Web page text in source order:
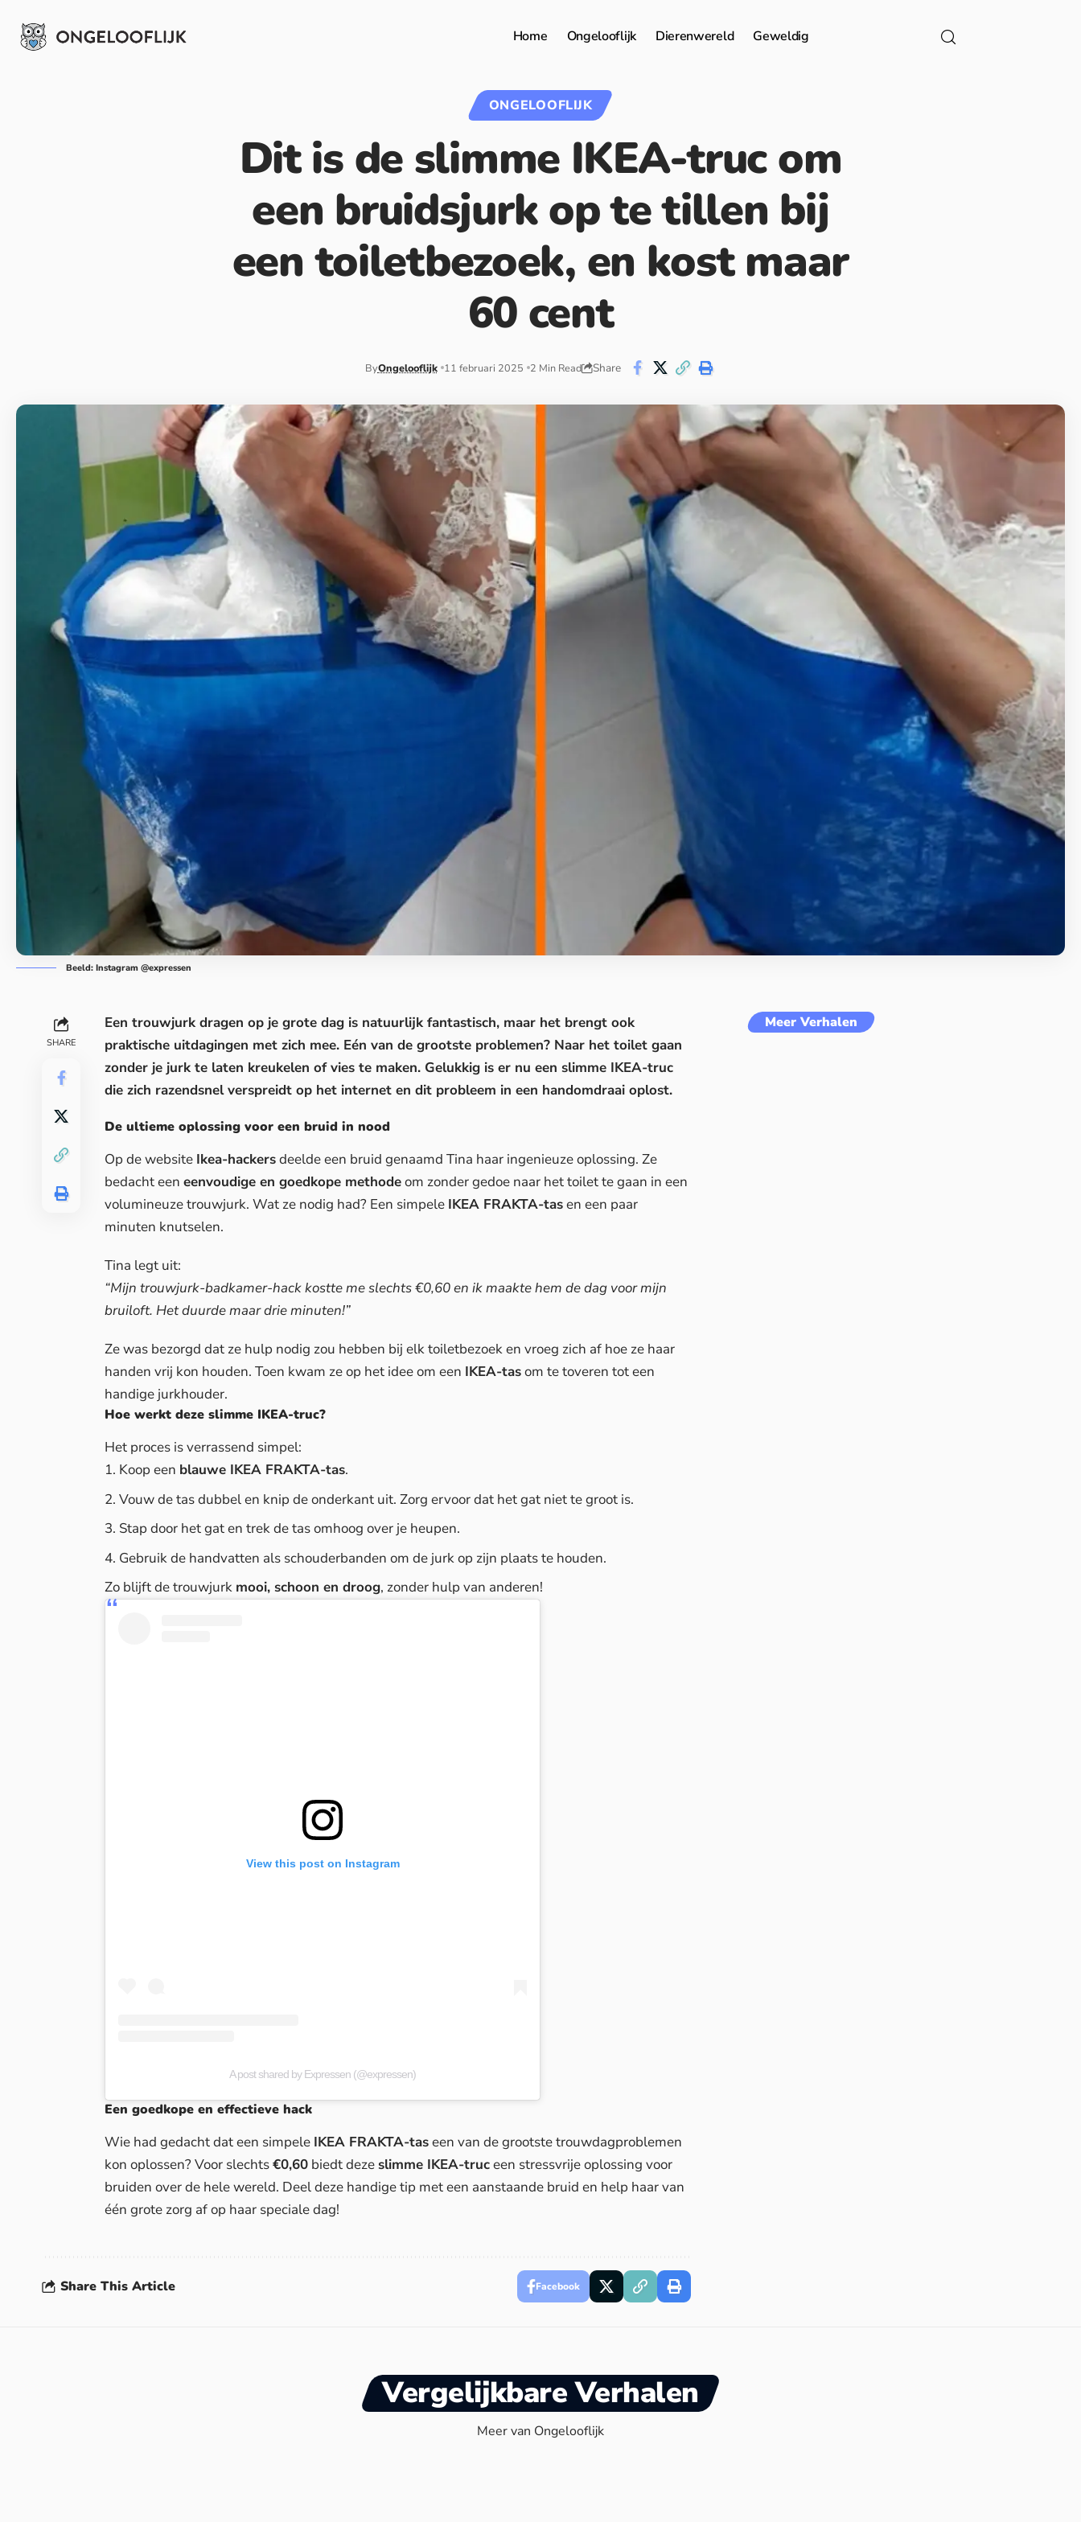
Home Ongelooflijk Dierenwereld Geweldig
ONGELOOFLIJK
Dit is de slimme IKEA-truc om
een ​​bruidsjurk op te tillen bij
een toiletbezoek, en kost maar
60 cent
ByOngelooflijk 11 februari 2025 2 Min Read Share
Beeld: Instagram @expressen
SHARE
Een trouwjurk dragen op je grote dag is natuurlijk fantastisch, maar het brengt ook
praktische uitdagingen met zich mee. Eén van de grootste problemen? Naar het toilet gaan
zonder je jurk te laten kreukelen of vies te maken. Gelukkig is er nu een slimme IKEA-truc
die zich razendsnel verspreidt op het internet en dit probleem in een handomdraai oplost.
De ultieme oplossing voor een bruid in nood
Op de website Ikea-hackersdeelde een bruid genaamd Tina haar ingenieuze oplossing. Ze
bedacht een eenvoudige en goedkope methodeom zonder gedoe naar het toilet te gaan in een
volumineuze trouwjurk. Wat ze nodig had? Een simpele IKEA FRAKTA-tasen een paar
minuten knutselen.
Tina legt uit:
“Mijn trouwjurk-badkamer-hack kostte me slechts €0,60 en ik maakte hem de dag voor mijn
bruiloft. Het duurde maar drie minuten!”
Ze was bezorgd dat ze hulp nodig zou hebben bij elk toiletbezoek en vroeg zich af hoe ze haar
handen vrij kon houden. Toen kwam ze op het idee om een IKEA-tasom te toveren tot een
handige jurkhouder.
Hoe werkt deze slimme IKEA-truc?
Het proces is verrassend simpel:
Koop een blauwe IKEA FRAKTA-tas.
Vouw de tas dubbel en knip de onderkant uit. Zorg ervoor dat het gat niet te groot is.
Stap door het gat en trek de tas omhoog over je heupen.
Gebruik de handvatten als schouderbanden om de jurk op zijn plaats te houden.
Zo blijft de trouwjurk mooi, schoon en droog, zonder hulp van anderen!
View this post on Instagram
A post shared by Expressen (@expressen)
Een goedkope en effectieve hack
Wie had gedacht dat een simpele IKEA FRAKTA-taseen van de grootste trouwdagproblemen
kon oplossen? Voor slechts€0,60 biedt deze slimme IKEA-truceen stressvrije oplossing voor
bruiden over de hele wereld. Deel deze handige tip met een aanstaande bruid en help haar van
één grote zorg af op haar speciale dag!
Share This Article Facebook
Meer Verhalen
Vergelijkbare Verhalen
Meer van Ongelooflijk